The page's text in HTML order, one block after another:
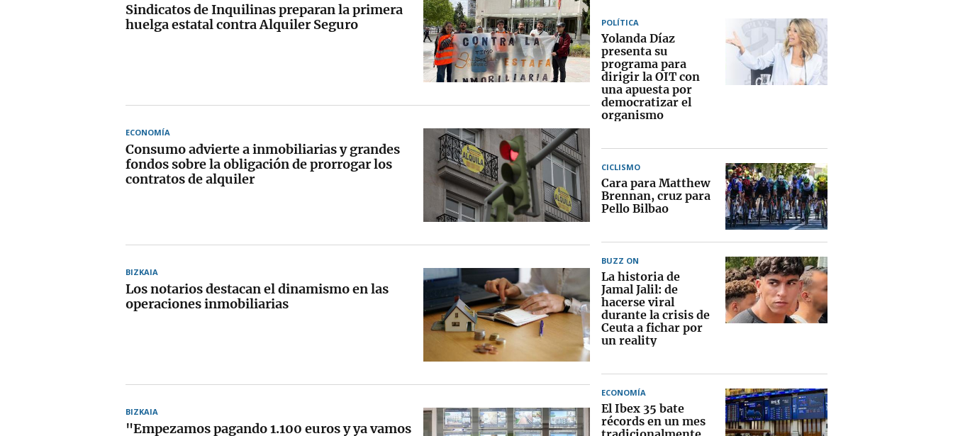
Sindicatos de Inquilinas preparan la primera
huelga estatal contra Alquiler Seguro
ECONOMÍA
Consumo advierte a inmobiliarias y grandes
fondos sobre la obligación de prorrogar los
contratos de alquiler
BIZKAIA
Los notarios destacan el dinamismo en las
operaciones inmobiliarias
BIZKAIA
"Empezamos pagando 1.100 euros y ya vamos
POLÍTICA
Yolanda Díaz
presenta su
programa para
dirigir la OIT con
una apuesta por
democratizar el
organismo
CICLISMO
Cara para Matthew
Brennan, cruz para
Pello Bilbao
BUZZ ON
La historia de
Jamal Jalil: de
hacerse viral
durante la crisis de
Ceuta a fichar por
un reality
ECONOMÍA
El Ibex 35 bate
récords en un mes